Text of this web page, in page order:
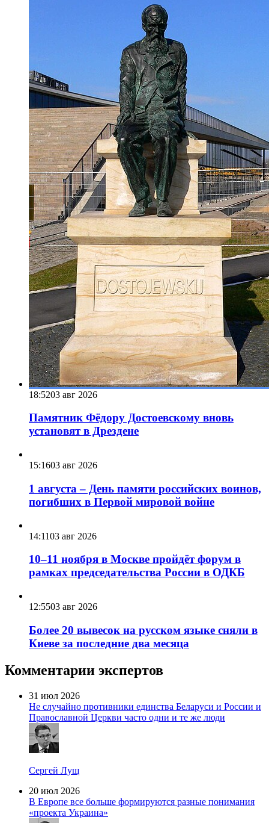
18:5203 авг 2026
Памятник Фёдору Достоевскому вновь
установят в Дрездене
15:1603 авг 2026
1 августа – День памяти российских воинов,
погибших в Первой мировой войне
14:1103 авг 2026
10–11 ноября в Москве пройдёт форум в
рамках председательства России в ОДКБ
12:5503 авг 2026
Более 20 вывесок на русском языке сняли в
Киеве за последние два месяца
Комментарии экспертов
31 июл 2026
Не случайно противники единства Беларуси и России и
Православной Церкви часто одни и те же люди
Сергей Лущ
20 июл 2026
В Европе все больше формируются разные понимания
«проекта Украина»